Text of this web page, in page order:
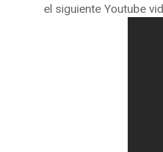
el siguiente Youtube